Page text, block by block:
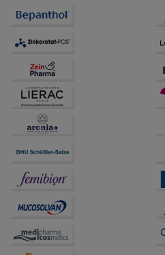
Verhaltensweisen (z.B.
anzupassen. Komfort-
auch auf Ihre Bedürfnisse
anzuzeigen und unser
betreiben.
Statistik & Tracking:
Informationen über die Art
unserer Website sammeln,
Website weiter für Sie
auf unserer Website aber
Drittseiten möglichst relevant
Bitte beachten Sie, dass
Dritte wie z.B. Google oder
übertragen werden.